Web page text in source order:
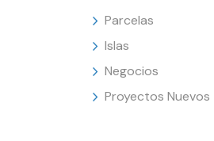
Parcelas
Islas
Negocios
Proyectos Nuevos